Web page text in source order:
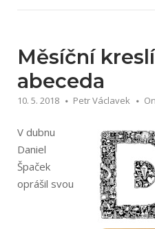
Měsíční
abeceda
10. 5. 2018 Petr Václavek
V dubnu
Daniel
Špaček
oprášil svou